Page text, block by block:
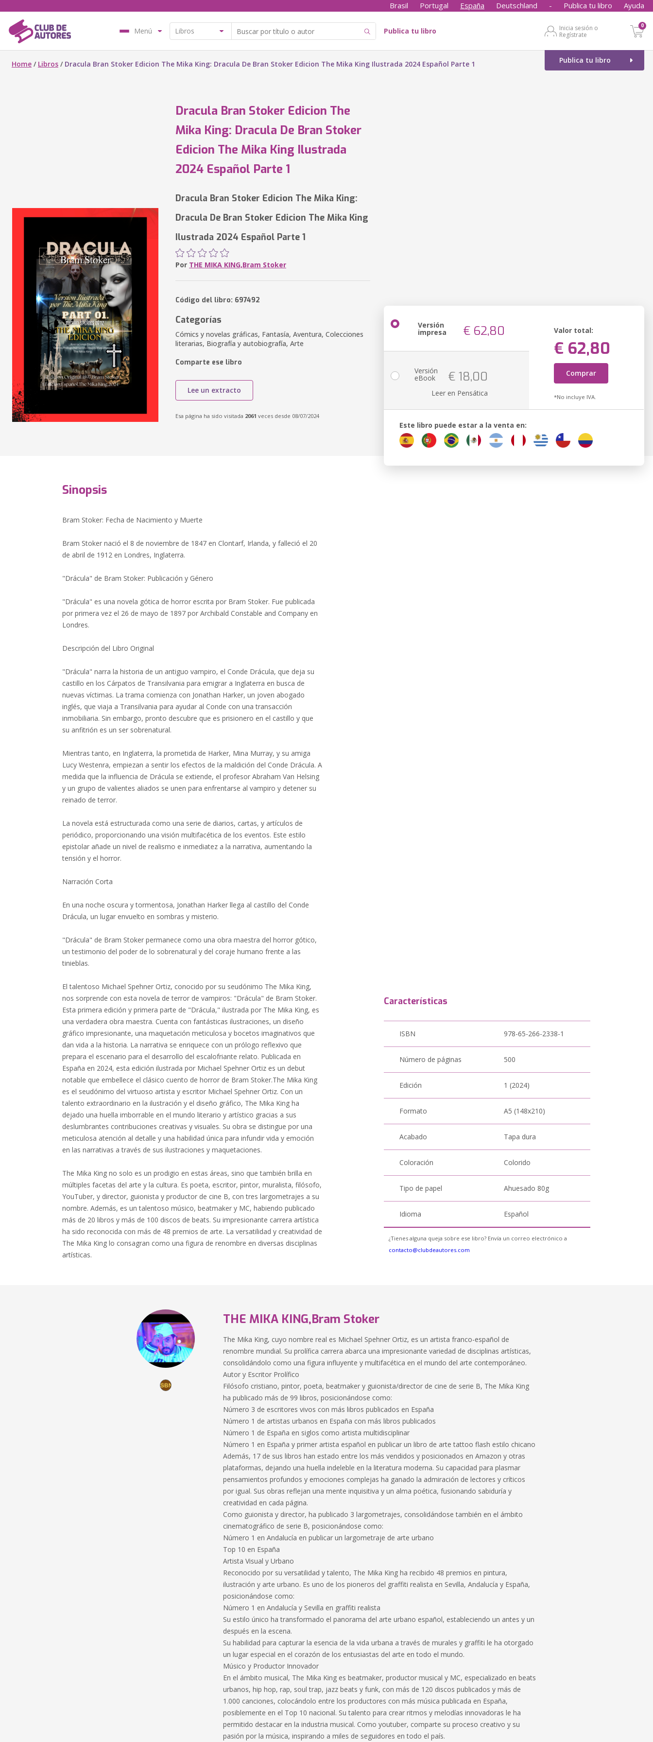
Brasil Portugal España Deutschland - Publica tu libro Ayuda
Menú Publica tu libro
Inicia sesión o
Regístrate
0
Publica tu libro
Home / Libros / Dracula Bran Stoker Edicion The Mika King: Dracula De Bran Stoker Edicion The Mika King Ilustrada 2024 Español Parte 1
Dracula Bran Stoker Edicion The
Mika King: Dracula De Bran Stoker
Edicion The Mika King Ilustrada
2024 Español Parte 1
Dracula Bran Stoker Edicion The Mika King:
Dracula De Bran Stoker Edicion The Mika King
Ilustrada 2024 Español Parte 1
Por THE MIKA KING,Bram Stoker
Código del libro: 697492
Categorías
Cómics y novelas gráficas, Fantasía, Aventura, Colecciones
literarias, Biografía y autobiografía, Arte
Comparte ese libro
Lee un extracto
Esa página ha sido visitada 2061 veces desde 08/07/2024
Versión
impresa € 62,80 Valor total:
€ 62,80
Comprar
*No incluye IVA.
Versión
eBook € 18,00
Leer en Pensática
Este libro puede estar a la venta en:
Sinopsis
Bram Stoker: Fecha de Nacimiento y Muerte
Bram Stoker nació el 8 de noviembre de 1847 en Clontarf, Irlanda, y falleció el 20
de abril de 1912 en Londres, Inglaterra.
"Drácula" de Bram Stoker: Publicación y Género
"Drácula" es una novela gótica de horror escrita por Bram Stoker. Fue publicada
por primera vez el 26 de mayo de 1897 por Archibald Constable and Company en
Londres.
Descripción del Libro Original
"Drácula" narra la historia de un antiguo vampiro, el Conde Drácula, que deja su
castillo en los Cárpatos de Transilvania para emigrar a Inglaterra en busca de
nuevas víctimas. La trama comienza con Jonathan Harker, un joven abogado
inglés, que viaja a Transilvania para ayudar al Conde con una transacción
inmobiliaria. Sin embargo, pronto descubre que es prisionero en el castillo y que
su anfitrión es un ser sobrenatural.
Mientras tanto, en Inglaterra, la prometida de Harker, Mina Murray, y su amiga
Lucy Westenra, empiezan a sentir los efectos de la maldición del Conde Drácula. A
medida que la influencia de Drácula se extiende, el profesor Abraham Van Helsing
y un grupo de valientes aliados se unen para enfrentarse al vampiro y detener su
reinado de terror.
La novela está estructurada como una serie de diarios, cartas, y artículos de
periódico, proporcionando una visión multifacética de los eventos. Este estilo
epistolar añade un nivel de realismo e inmediatez a la narrativa, aumentando la
tensión y el horror.
Narración Corta
En una noche oscura y tormentosa, Jonathan Harker llega al castillo del Conde
Drácula, un lugar envuelto en sombras y misterio.
"Drácula" de Bram Stoker permanece como una obra maestra del horror gótico,
un testimonio del poder de lo sobrenatural y del coraje humano frente a las
tinieblas.
El talentoso Michael Spehner Ortiz, conocido por su seudónimo The Mika King,
nos sorprende con esta novela de terror de vampiros: "Drácula" de Bram Stoker.
Esta primera edición y primera parte de "Drácula," ilustrada por The Mika King, es
una verdadera obra maestra. Cuenta con fantásticas ilustraciones, un diseño
gráfico impresionante, una maquetación meticulosa y bocetos imaginativos que
dan vida a la historia. La narrativa se enriquece con un prólogo reflexivo que
prepara el escenario para el desarrollo del escalofriante relato. Publicada en
España en 2024, esta edición ilustrada por Michael Spehner Ortiz es un debut
notable que embellece el clásico cuento de horror de Bram Stoker.The Mika King
es el seudónimo del virtuoso artista y escritor Michael Spehner Ortiz. Con un
talento extraordinario en la ilustración y el diseño gráfico, The Mika King ha
dejado una huella imborrable en el mundo literario y artístico gracias a sus
deslumbrantes contribuciones creativas y visuales. Su obra se distingue por una
meticulosa atención al detalle y una habilidad única para infundir vida y emoción
en las narrativas a través de sus ilustraciones y maquetaciones.
The Mika King no solo es un prodigio en estas áreas, sino que también brilla en
múltiples facetas del arte y la cultura. Es poeta, escritor, pintor, muralista, filósofo,
YouTuber, y director, guionista y productor de cine B, con tres largometrajes a su
nombre. Además, es un talentoso músico, beatmaker y MC, habiendo publicado
más de 20 libros y más de 100 discos de beats. Su impresionante carrera artística
ha sido reconocida con más de 48 premios de arte. La versatilidad y creatividad de
The Mika King lo consagran como una figura de renombre en diversas disciplinas
artísticas.
Características
ISBN 978-65-266-2338-1
Número de páginas 500
Edición 1 (2024)
Formato A5 (148x210)
Acabado Tapa dura
Coloración Colorido
Tipo de papel Ahuesado 80g
Idioma Español
¿Tienes alguna queja sobre ese libro? Envía un correo electrónico a
contacto@clubdeautores.com
THE MIKA KING,Bram Stoker
The Mika King, cuyo nombre real es Michael Spehner Ortiz, es un artista franco-español de
renombre mundial. Su prolífica carrera abarca una impresionante variedad de disciplinas artísticas,
consolidándolo como una figura influyente y multifacética en el mundo del arte contemporáneo.
Autor y Escritor Prolífico
Filósofo cristiano, pintor, poeta, beatmaker y guionista/director de cine de serie B, The Mika King
ha publicado más de 99 libros, posicionándose como:
Número 3 de escritores vivos con más libros publicados en España
Número 1 de artistas urbanos en España con más libros publicados
Número 1 de España en siglos como artista multidisciplinar
Número 1 en España y primer artista español en publicar un libro de arte tattoo flash estilo chicano
Además, 17 de sus libros han estado entre los más vendidos y posicionados en Amazon y otras
plataformas, dejando una huella indeleble en la literatura moderna. Su capacidad para plasmar
pensamientos profundos y emociones complejas ha ganado la admiración de lectores y críticos
por igual. Sus obras reflejan una mente inquisitiva y un alma poética, fusionando sabiduría y
creatividad en cada página.
Como guionista y director, ha publicado 3 largometrajes, consolidándose también en el ámbito
cinematográfico de serie B, posicionándose como:
Número 1 en Andalucía en publicar un largometraje de arte urbano
Top 10 en España
Artista Visual y Urbano
Reconocido por su versatilidad y talento, The Mika King ha recibido 48 premios en pintura,
ilustración y arte urbano. Es uno de los pioneros del graffiti realista en Sevilla, Andalucía y España,
posicionándose como:
Número 1 en Andalucía y Sevilla en graffiti realista
Su estilo único ha transformado el panorama del arte urbano español, estableciendo un antes y un
después en la escena.
Su habilidad para capturar la esencia de la vida urbana a través de murales y graffiti le ha otorgado
un lugar especial en el corazón de los entusiastas del arte en todo el mundo.
Músico y Productor Innovador
En el ámbito musical, The Mika King es beatmaker, productor musical y MC, especializado en beats
urbanos, hip hop, rap, soul trap, jazz beats y funk, con más de 120 discos publicados y más de
1.000 canciones, colocándolo entre los productores con más música publicada en España,
posiblemente en el Top 10 nacional. Su talento para crear ritmos y melodías innovadoras le ha
permitido destacar en la industria musical. Como youtuber, comparte su proceso creativo y su
pasión por la música, inspirando a miles de seguidores en todo el país.